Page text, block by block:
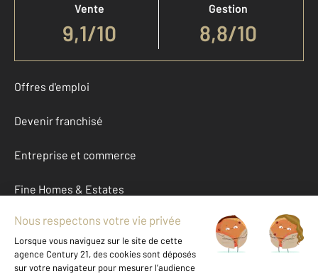
Vente
9,1/10
Gestion
8,8/10
Offres d'emploi
Devenir franchisé
Entreprise et commerce
Fine Homes & Estates
À propos
International